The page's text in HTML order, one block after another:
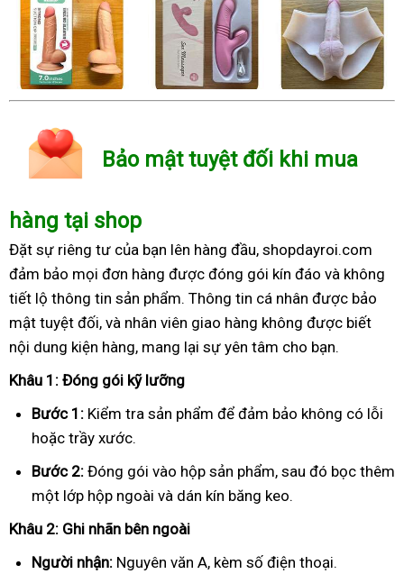
Bảo mật tuyệt đối khi mua
hàng tại shop
Đặt sự riêng tư của bạn lên hàng đầu, shopdayroi.com
đảm bảo mọi đơn hàng được đóng gói kín đáo và không
tiết lộ thông tin sản phẩm. Thông tin cá nhân được bảo
mật tuyệt đối, và nhân viên giao hàng không được biết
nội dung kiện hàng, mang lại sự yên tâm cho bạn.
Khâu 1: Đóng gói kỹ lưỡng
Bước 1: Kiểm tra sản phẩm để đảm bảo không có lỗi
hoặc trầy xước.
Bước 2: Đóng gói vào hộp sản phẩm, sau đó bọc thêm
một lớp hộp ngoài và dán kín băng keo.
Khâu 2: Ghi nhãn bên ngoài
Người nhận: Nguyên văn A, kèm số điện thoại.